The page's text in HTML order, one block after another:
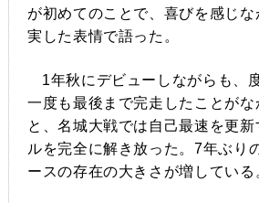
が初めてのことで、喜びを感じ
実した表情で語った。
1年秋にデビューしながらも、
一度も最後まで完走したことが
と、名城大戦では自己最速を更
ルを完全に解き放った。7年ぶり
ースの存在の大きさが増している